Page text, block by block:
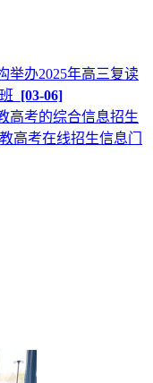
举办2025年高三复读
[03-06]
高考的综合信息招生
高考在线招生信息门